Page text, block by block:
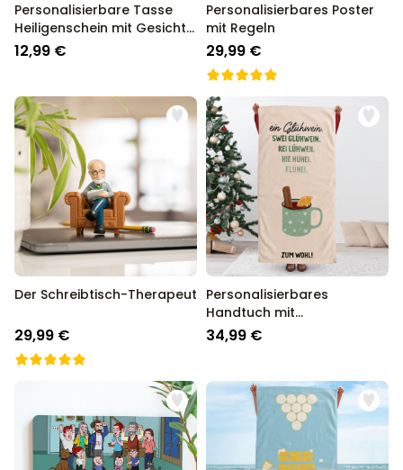
Personalisierbare Tasse
Heiligenschein mit Gesicht
und Text
12,99 €
Personalisierbares Poster
mit Regeln
29,99 €
Der Schreibtisch-Therapeut
29,99 €
Personalisierbares
Handtuch mit
Glühweinspruch
34,99 €